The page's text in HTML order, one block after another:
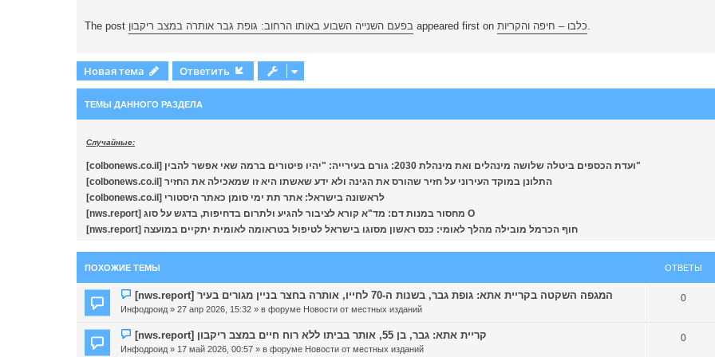
The post בפעם השנייה השבוע באותו הרחוב: גופת גבר אותרה במצב ריקבון appeared first on כלבו – חיפה והקריות.
Новая тема Ответить
ТЕМЫ ДАННОГО РАЗДЕЛА
Случайные:
[colbonews.co.il] ועדת הכספים ביטלה שלושה מינהלים ואת מינהלת 2030: גורם בעירייה: "יהיו פיטורים ברמה שאי אפשר להבין"
[colbonews.co.il] התלונן במוקד העירוני על חזיר שהורס את הגינה ולא ידע שאשתו היא זו שמאכילה את החזיר
[colbonews.co.il] לראשונה בישראל: אתר תת ימי סומן כאתר היסטורי
[nws.report] מחסור במנות דם: מד"א קורא לציבור להגיע ולתרום בדחיפות, בדגש על סוג O
[nws.report] חוף הכרמל מובילה מהלך לאומי: כנס ראשון מסוגו בישראל לטיפול בטראומה לאומית יתקיים במועצה
ПОХОЖИЕ ТЕМЫ ОТВЕТЫ
Н
о
о
е
[nws.report] המגפה השקטה בקריית אתא: גופת גבר, בשנות ה-70 לחייו, אותרה בחצר בניין מגורים בעיר
Инфодроид » 27 апр 2026, 15:32 » в форуме Новости от местных изданий
0
Н
о
[nws.report] קריית אתא: גבר, בן 55, אותר בביתו ללא רוח חיים במצב ריקבון
Инфодроид » 17 май 2026, 00:57 » в форуме Новости от местных изданий
0